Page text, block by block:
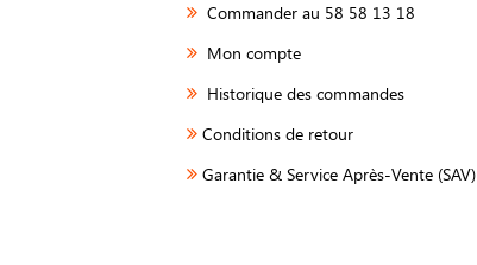
Commander au 58 58 13 18
Mon compte
Historique des commandes
Conditions de retour
Garantie & Service Après-Vente (SAV)